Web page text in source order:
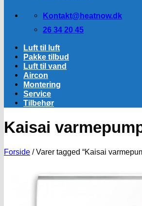
Kontakt@heatnow.dk
26 34 20 45
Luft til luft
Pakke tilbud
Luft til vand
Aircon
Montering
Service
Tilbehør
Kaisai
Forside /Varer tagged “Kaisai